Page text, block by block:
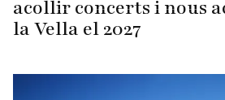
acollir concerts i nous
la Vella el 2027